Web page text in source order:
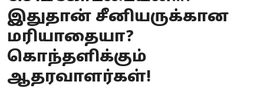
Business
Crime
Tamilnadu
இதுதான் சீனியருக்கான
மரியாதையா?
கொந்தளிக்கும்
ஆதரவாளர்கள்!